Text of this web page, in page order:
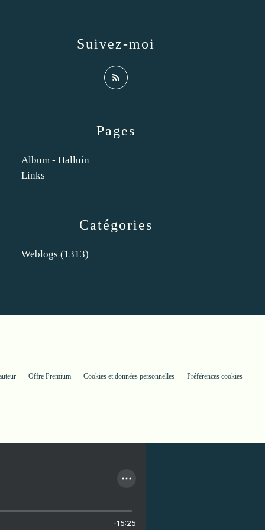
Catégories
Weblogs (1313)
Pages
Album - Halluin
Links
Suivez-moi
Offre Premium Cookies et données personnelles Préférences cookies
-15:25